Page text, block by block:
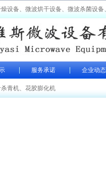
设备、微波烘干设备、微波杀菌设
服务承诺 企业动态
青机、 花胶膨化机